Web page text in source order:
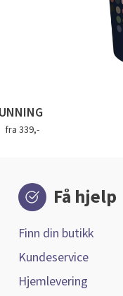
fra 339,-
Få hjelp
Finn din butikk
Kundeservice
Hjemlevering